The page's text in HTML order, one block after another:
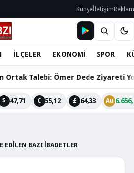
KünyeİletişimReklam
İLÇELER EKONOMİ SPOR
Ömer Dede Ziyareti Yolu
$ 47,71 € 55,12 £ 64,33 Au
EDİLEN BAZI İBADETLER